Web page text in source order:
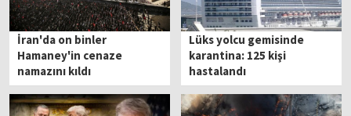
İran'da on binler
Hamaney'in cenaze
namazını kıldı
Lüks yolcu gemisinde
karantina: 125 kişi
hastalandı